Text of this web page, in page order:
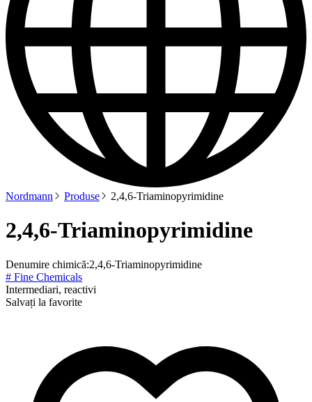
Nordmann Produse 2,4,6-Triaminopyrimidine
2,4,6-Triaminopyrimidine
Denumire chimică:2,4,6-Triaminopyrimidine
# Fine Chemicals
Intermediari, reactivi
Salvați la favorite